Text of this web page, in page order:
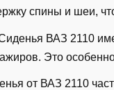
спины и шеи,
ВАЗ 2110
Это
от ВАЗ 2110